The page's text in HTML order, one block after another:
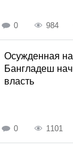
0 984
Осужденная
Бангладеш
власть
0 1101